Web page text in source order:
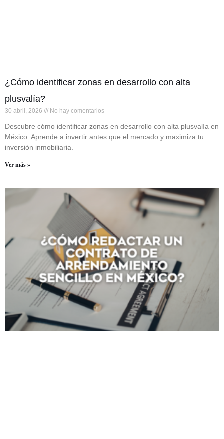
¿Cómo identificar zonas en desarrollo con alta
plusvalía?
30 abril, 2026 No hay comentarios
Descubre cómo identificar zonas en desarrollo con alta plusvalía en
México. Aprende a invertir antes que el mercado y maximiza tu
inversión inmobiliaria.
Ver más »